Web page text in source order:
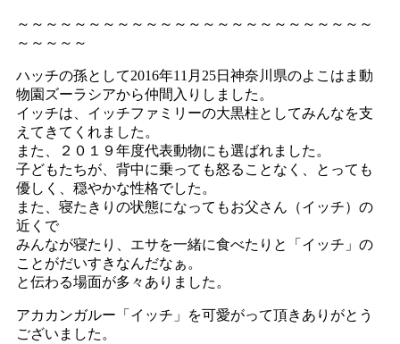
～～～～～～～～～～～～～～～～～～～～～～～～～
～～～～～
ハッチの孫として2016年11月25日神奈川県のよこはま動
物園ズーラシアから仲間入りしました。
イッチは、イッチファミリーの大黒柱としてみんなを支
えてきてくれました。
また、２０１９年度代表動物にも選ばれました。
子どもたちが、背中に乗っても怒ることなく、とっても
優しく、穏やかな性格でした。
また、寝たきりの状態になってもお父さん（イッチ）の
近くで
みんなが寝たり、エサを一緒に食べたりと「イッチ」の
ことがだいすきなんだなぁ。
と伝わる場面が多々ありました。
アカカンガルー「イッチ」を可愛がって頂きありがとう
ございました。